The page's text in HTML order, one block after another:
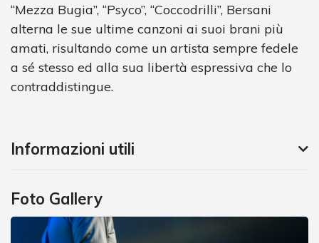
“Mezza Bugia”, “Psyco”, “Coccodrilli”, Bersani
alterna le sue ultime canzoni ai suoi brani più
amati, risultando come un artista sempre fedele
a sé stesso ed alla sua libertà espressiva che lo
contraddistingue.
Informazioni utili
Foto Gallery